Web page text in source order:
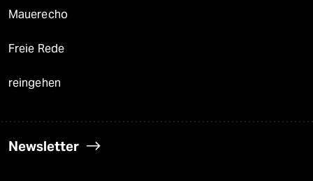
Mauerecho
Freie Rede
reingehen
Newsletter